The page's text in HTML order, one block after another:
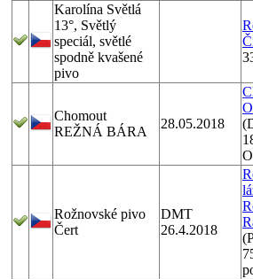
Karolína Světlá
13°, Světlý
speciál, světlé
spodně kvašené
pivo
Chomout
REŽNÁ BÁRA
28.05.2018
Rožnovské pivo
Čert
DMT
26.4.2018